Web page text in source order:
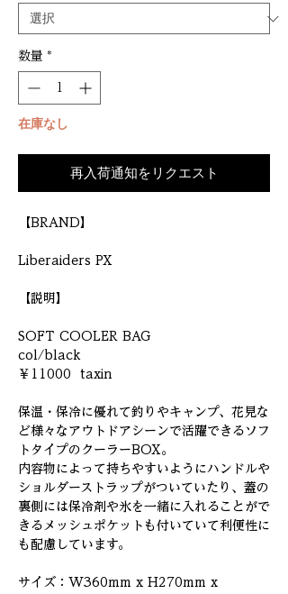
数量 *
在庫なし
再入荷通知をリクエスト
【BRAND】
Liberaiders PX
【説明】
SOFT COOLER BAG
col/black
￥11000  taxin
保温・保冷に優れて釣りやキャンプ、花見な
ど様々なアウトドアシーンで活躍できるソフ
トタイプのクーラーBOX。
内容物によって持ちやすいようにハンドルや
ショルダーストラップがついていたり、蓋の
裏側には保冷剤や氷を一緒に入れることがで
きるメッシュポケットも付いていて利便性に
も配慮しています。
サイズ：W360mm x H270mm x